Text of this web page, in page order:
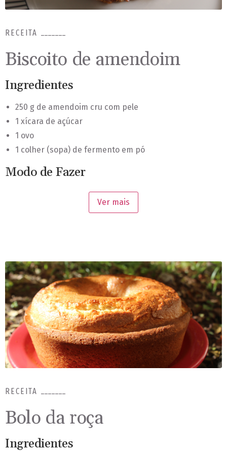
RECEITA
Biscoito de amendoim
Ingredientes
250 g de amendoim cru com pele
1 xícara de açúcar
1 ovo
1 colher (sopa) de fermento em pó
Modo de Fazer
Triture os amendoins até formar uma farofa. Junte o
amendoim, o açúcar, o ovo e o fermento em pó. Modele
tiver espalhado na forma, deixe amornar e corte em
quadrados. Deixe esfriar e guarde em potes
hermeticamente fechados, para que conservem a
crocância.
Ver mais
RECEITA
Bolo da roça
Ingredientes